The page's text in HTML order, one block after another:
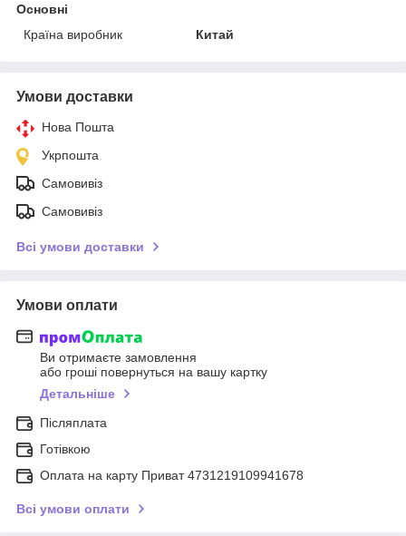
Основні
Країна виробник
Китай
Умови доставки
Нова Пошта
Укрпошта
Самовивіз
Самовивіз
Всі умови доставки
Умови оплати
Ви отримаєте замовлення
або гроші повернуться на вашу картку
Детальніше
Післяплата
Готівкою
Оплата на карту Приват 4731219109941678
Всі умови оплати